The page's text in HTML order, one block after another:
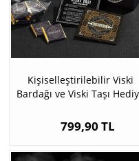
Kişiselleştirilebilir Viski
Bardağı ve Viski Taşı
799,90 TL